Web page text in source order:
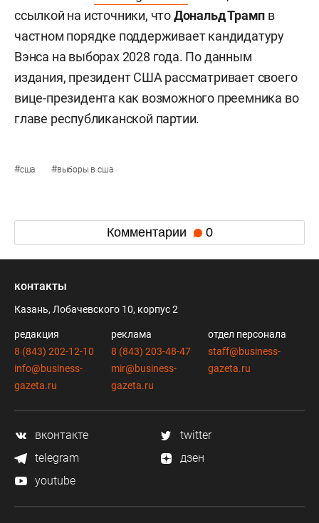
ссылкой на источники, чтоДональд Трамп в
частном порядке поддерживает кандидатуру
Вэнса на выборах 2028 года. По данным
издания, президент США рассматривает своего
вице-президента как возможного преемника во
главе республиканской партии.
#сша #выборы в сша
Комментарии 0
контакты
Казань, Лобачевского 10, корпус 2
редакция
8 (843) 202-12-10
info@business-
gazeta.ru
реклама
8 (843) 203-48-47
mir@business-
gazeta.ru
отдел персонала
staff@business-
gazeta.ru
вконтакте
twitter
telegram
дзен
youtube